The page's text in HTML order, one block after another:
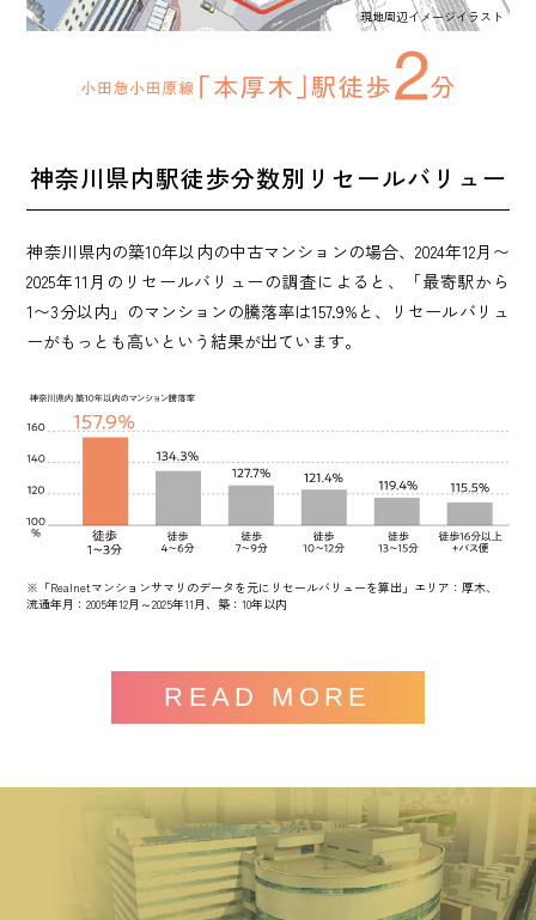
現地周辺イメージイラスト
神奈川県内駅徒歩分数別 リセールバリュー
神奈川県内の築10年以内の中古マンションの場合、2024年12月〜
2025年11月のリセールバリューの調査によると、
「最寄駅から
1〜3分以内」のマンションの騰落率は157.9%と、リセールバリュ
ーがもっとも高いという結果が出ています。
※「Realnetマンションサマリのデータを元にリセールバリューを算出」エリア：厚木、
流通年月：2005年12月～2025年11月、築：10年以内
READ MORE